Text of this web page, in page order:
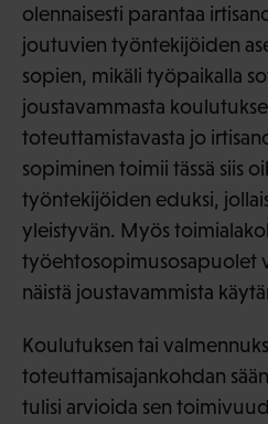
olennaisesti parantaa
joutuvien työntekijöiden
sopien, mikäli työpaikalla
joustavammasta
toteuttamistavasta jo
sopiminen toimii tässä siis
työntekijöiden eduksi,
yleistyvän. Myös
työehtosopimusosapuolet
näistä joustavammista
Koulutuksen tai
toteuttamisajankohdan
tulisi arvioida sen